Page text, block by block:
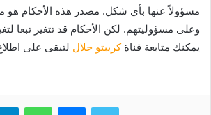
مسؤولاً عنها بأي شكل. مصدر هذه الأحكام
وعلى مسؤوليتهم. لكن الأحكام قد تتغير تبعا
يمكنك متابعة قناةكريبتو حلال لتبقى على
تويتر ماسنجر